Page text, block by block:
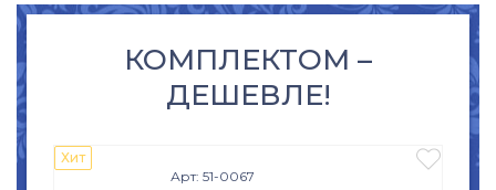
КОМПЛЕКТОМ –
ДЕШЕВЛЕ!
Хит 
Арт: 51-0067